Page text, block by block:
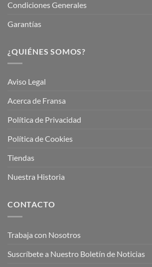
Condiciones Generales
Garantías
¿QUIÉNES SOMOS?
Aviso Legal
Acerca de Fransa
Política de Privacidad
Política de Cookies
Tiendas
Nuestra Historia
CONTACTO
Trabaja con Nosotros
Suscríbete a Nuestro Boletín de Noticias